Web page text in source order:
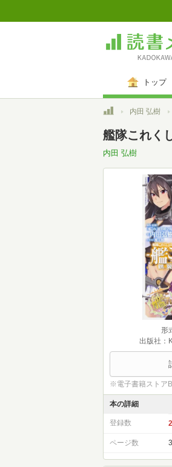
トップ
トップ内田 弘樹
艦隊これく
内田 弘樹
形
出版社：
※電子書籍ストア
本の詳細
登録数
ページ数